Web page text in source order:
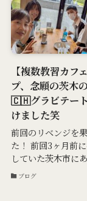
【複数教習カフ
プ、念願の茨木
🇨🇭グラビテー
けました笑
前回のリベンジを
た！ 前回3ヶ月前
していた茨木市に
ブログ